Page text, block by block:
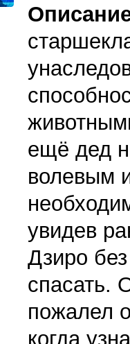
ещё дед
волевым
увидев
Дзиро
спасать.
пожалел
когда